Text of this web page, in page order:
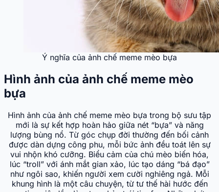
Ý nghĩa của ảnh chế meme mèo bựa
Hình ảnh của ảnh chế meme mèo
bựa
Hình ảnh của ảnh chế meme mèo bựa trong bộ sưu tập
mới là sự kết hợp hoàn hảo giữa nét “bựa” và năng
lượng bùng nổ. Từ góc chụp đời thường đến bối cảnh
được dàn dựng công phu, mỗi bức ảnh đều toát lên sự
vui nhộn khó cưỡng. Biểu cảm của chú mèo biến hóa,
lúc “troll” với ánh mắt gian xảo, lúc tạo dáng “bá đạo”
như ngôi sao, khiến người xem cười nghiêng ngả. Mỗi
khung hình là một câu chuyện, từ tư thế hài hước đến